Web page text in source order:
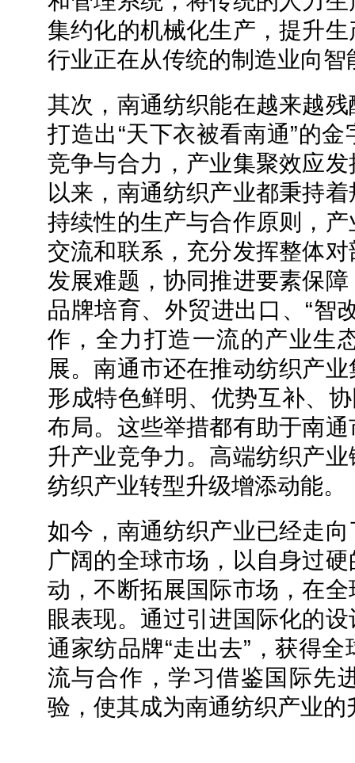
集约化的机械化生产，提升
行业正在从传统的制造业向
其次，南通纺织能在越来越
打造出“天下衣被看南通”的
竞争与合力，产业集聚效应
以来，南通纺织产业都秉持
持续性的生产与合作原则，
交流和联系，充分发挥整体
发展难题，协同推进要素保
品牌培育、外贸进出口、“智
作，全力打造一流的产业生
展。南通市还在推动纺织产
形成特色鲜明、优势互补、
布局。这些举措都有助于南
升产业竞争力。高端纺织产
纺织产业转型升级增添动能。
如今，南通纺织产业已经走
广阔的全球市场，以自身过
动，不断拓展国际市场，在
眼表现。通过引进国际化的
通家纺品牌“走出去”，获得
流与合作，学习借鉴国际先
验，使其成为南通纺织产业